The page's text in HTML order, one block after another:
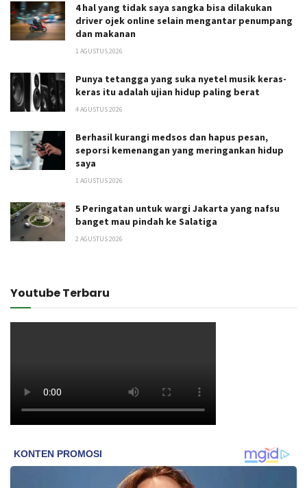
4 hal yang tidak saya sangka bisa dilakukan
driver ojek online selain mengantar penumpang
dan makanan
1 AGUSTUS 2026
Punya tetangga yang suka nyetel musik keras-
keras itu adalah ujian hidup paling berat
4 AGUSTUS 2026
Berhasil kurangi medsos dan hapus pesan,
seporsi kemenangan yang meringankan hidup
saya
1 AGUSTUS 2026
5 Peringatan untuk wargi Jakarta yang nafsu
banget mau pindah ke Salatiga
2 AGUSTUS 2026
Youtube Terbaru